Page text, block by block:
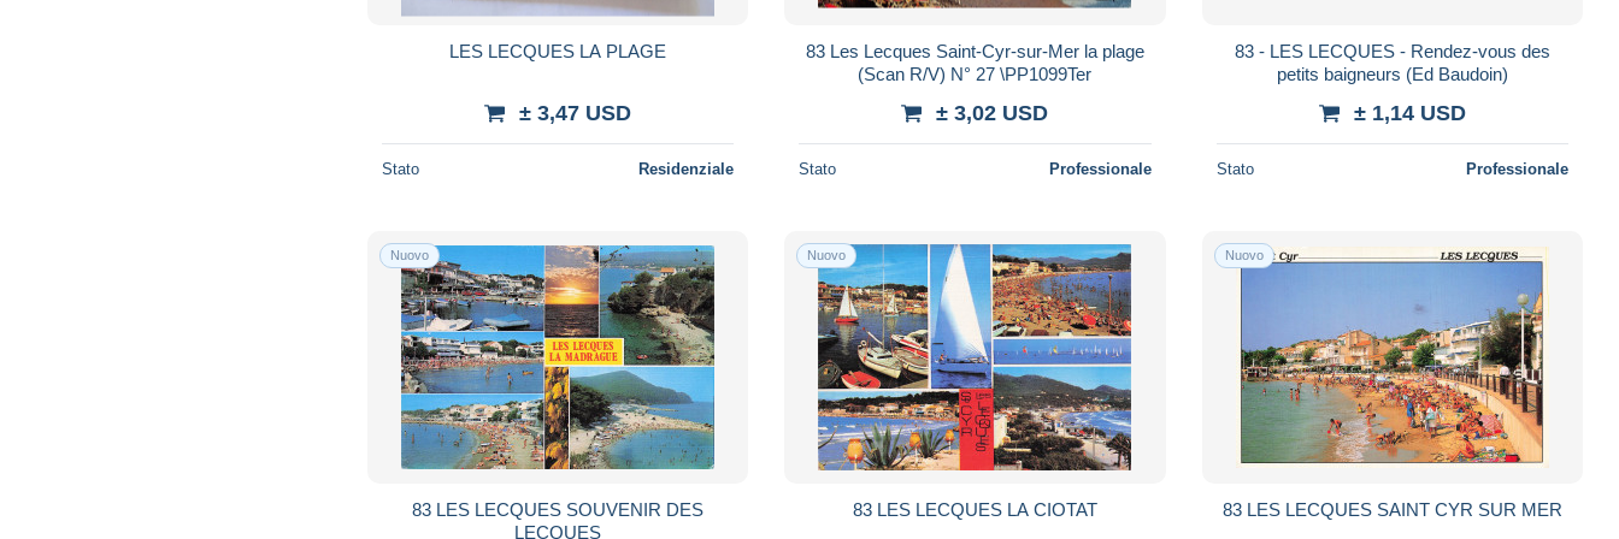
LES LECQUES LA PLAGE
± 3,47 USD
Stato Residenziale
83 Les Lecques Saint-Cyr-sur-Mer la plage
(Scan R/V) N° 27 \PP1099Ter
± 3,02 USD
Stato Professionale
83 - LES LECQUES - Rendez-vous des
petits baigneurs (Ed Baudoin)
± 1,14 USD
Stato Professionale
Nuovo
83 LES LECQUES SOUVENIR DES
LECQUES
Nuovo
83 LES LECQUES LA CIOTAT
Nuovo
83 LES LECQUES SAINT CYR SUR MER